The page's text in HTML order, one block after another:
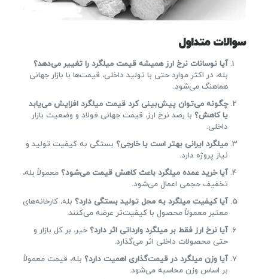
سوالات متداول
آیا نوسانات نرخ ارز همیشه قیمت میلگرد را تغییر می‌دهد؟
بله، در اکثر موارد حتی با تولید داخلی، قیمت‌ها با بازار جهانی
هماهنگ می‌شود.
چگونه می‌توان پیش‌بینی کرد قیمت میلگرد افزایش می‌یابد
یا کاهش؟با رصد نرخ ارز، قیمت جهانی فولاد و وضعیت بازار
داخلی.
میلگرد ایرانی بهتر است یا خارجی؟بستگی به کیفیت تولید و
نیاز پروژه دارد.
آیا خرید عمده میلگرد باعث کاهش قیمت می‌شود؟معمولاً بله،
تخفیف حجمی اعمال می‌شود.
آیا کیفیت میلگرد به محل تولید بستگی دارد؟بله، کارخانه‌های
معتبر معمولاً محصول با کیفیت‌تر عرضه می‌کنند.
آیا نرخ ارز فقط بر میلگرد وارداتی اثر دارد؟خیر، بر کل بازار و
حتی محصولات داخلی اثر می‌گذارد.
آیا وزن میلگرد در قیمت‌گذاری اهمیت دارد؟بله، قیمت معمولاً
بر اساس وزن محاسبه می‌شود.